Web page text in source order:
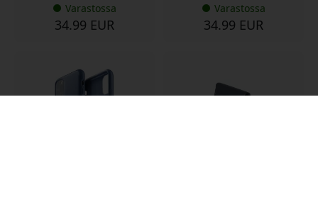
Varastossa
34.99 EUR
Varastossa
34.99 EUR